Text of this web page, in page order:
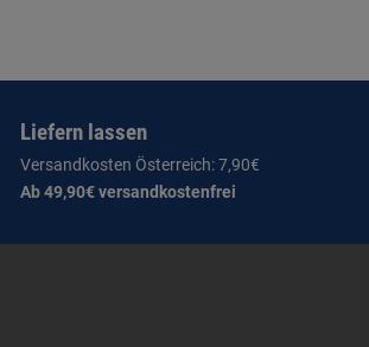
Liefern lassen
Versandkosten Österreich: 7,90€
Ab 49,90€ versandkostenfrei